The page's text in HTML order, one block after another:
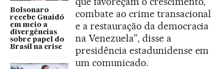
Bolsonaro
recebe Guaidó
em meio a
divergências
sobre papel do
Brasil na crise
combate ao crime transacional
e a restauração da democracia
na Venezuela”, disse a
presidência estadunidense em
um comunicado.